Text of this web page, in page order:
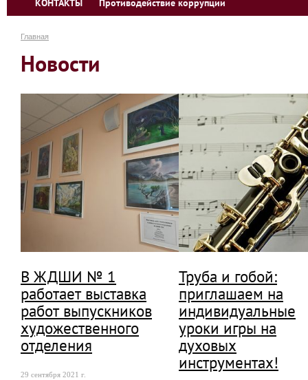
КОНТАКТЫ Противодействие коррупции
Главная
Новости
В ЖДШИ № 1
работает выставка
работ выпускников
художественного
отделения
29 сентября 2021 г.
Труба и гобой:
приглашаем на
индивидуальные
уроки игры на
духовых
инструментах!